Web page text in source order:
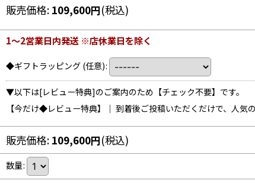
販売価格: 109,600円(税込)
1〜2営業日内発送 ※店休業日を除く
◆ギフトラッピング (任意):
▼以下は[レビュー特典]のご案内のため【チェック不要】です。
【今だけ◆レビュー特典】｜ 到着後ご投稿いただくだけで、人
販売価格: 109,600円(税込)
数量: